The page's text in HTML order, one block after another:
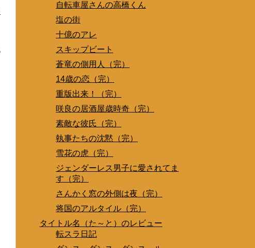
自転車屋さんの高橋くん
塩の街
十億のアレ
スキップビート
蒼竜の側用人（完）
14歳の恋（完）
重版出来！（完）
咲良の居酒屋歳時奇（完）
素敵な彼氏（完）
執事たちの沈黙（完）
雪花の虎（完）
ジェンダーレス男子に愛されてま
す（完）
さんかく窓の外側は夜（完）
将国のアルタイル（完）
タイトル名（た～と）のレビュー
転スラ日記